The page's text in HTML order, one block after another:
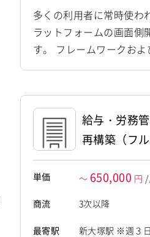
多くの利用者に常時使わ
ラットフォームの画面側
す。 フレームワークお
て、利用者視点を考慮し
え、既存画面の改修やパ
上、応答速度や操作性を
ど、製品全般の品質改善
給与・労務
再構築（フ
E）
単価 ～ 650,000 円
商流 3次以降
最寄駅
新大塚駅 ※週３